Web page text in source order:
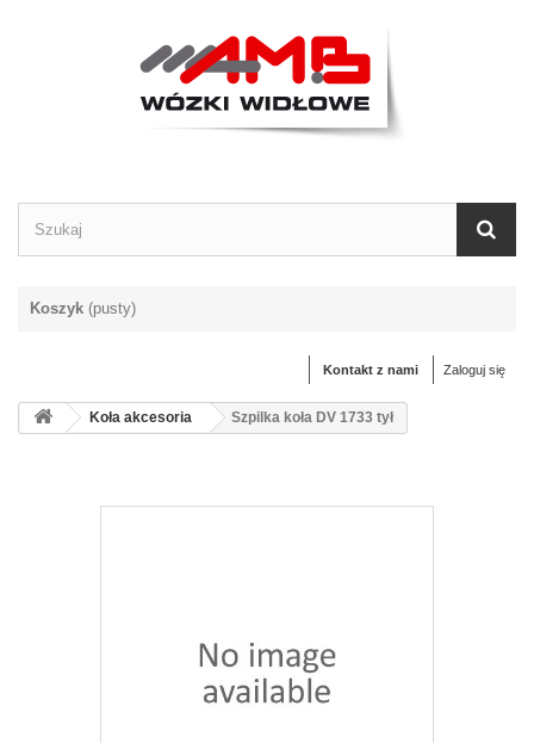
Koszyk (pusty)
Zaloguj się
Kontakt z nami
Koła akcesoria Szpilka koła DV 1733 tył